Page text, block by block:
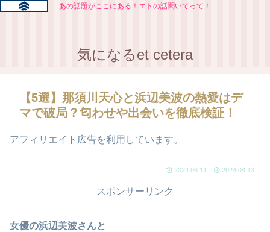
あの話題がここにある！エトの話聞いてって！
気になるet cetera
【5選】那須川天心と浜辺美波の熱愛はデ
マで破局？匂わせや出会いを徹底検証！
アフィリエイト広告を利用しています。
2024.06.11 2024.04.13
スポンサーリンク
女優の浜辺美波さんと